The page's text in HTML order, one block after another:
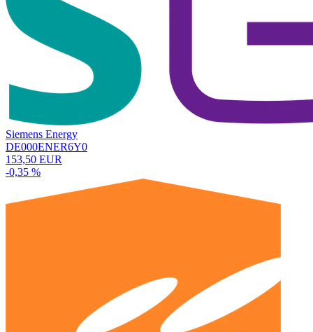
Siemens Energy
DE000ENER6Y0
153,50 EUR
-0,35 %